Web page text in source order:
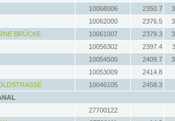
10068006 2350.7
10062000 2376.5
BRÜCKE
10061007 2379.3
10056302 2397.4
10054500 2409.7
10053009
2414.8
10046105
2458.3
27700122